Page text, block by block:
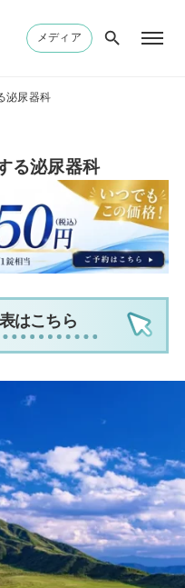
メディア
泌尿器科
る泌尿器科
はこちら